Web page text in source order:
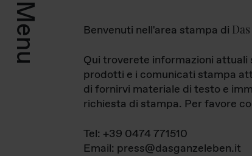
Menu Benvenuti nell'area stampa di
Qui troverete informazioni attuali
prodotti e i comunicati stampa
di fornirvi materiale di testo e
richiesta di stampa. Per favore
Tel: +39 0474 771510
Email: press@dasganzeleben.it